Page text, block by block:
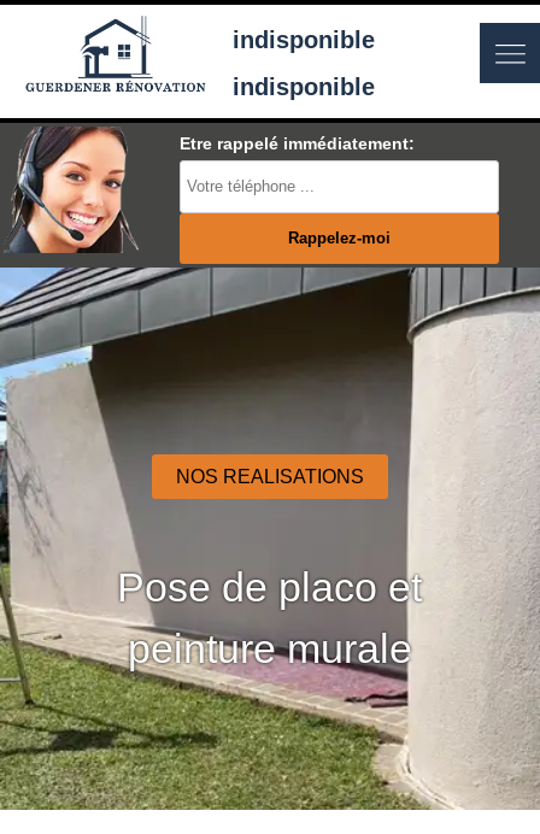
indisponible
indisponible
Etre rappelé immédiatement:
NOS REALISATIONS
Pose de placo et
peinture murale